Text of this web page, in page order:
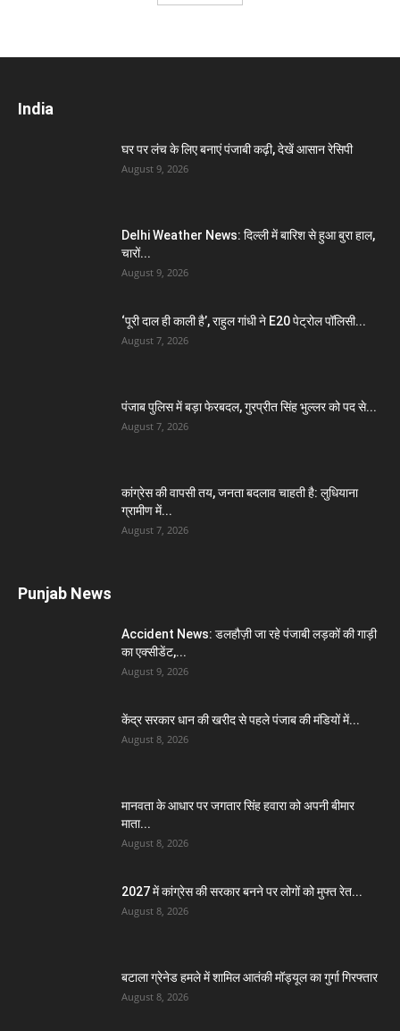
India
घर पर लंच के लिए बनाएं पंजाबी कढ़ी, देखें आसान रेसिपी
August 9, 2026
Delhi Weather News: दिल्ली में बारिश से हुआ बुरा हाल,
चारों...
August 9, 2026
‘पूरी दाल ही काली है’, राहुल गांधी ने E20 पेट्रोल पॉलिसी...
August 7, 2026
पंजाब पुलिस में बड़ा फेरबदल, गुरप्रीत सिंह भुल्लर को पद से...
August 7, 2026
कांग्रेस की वापसी तय, जनता बदलाव चाहती है: लुधियाना
ग्रामीण में...
August 7, 2026
Punjab News
Accident News: डलहौज़ी जा रहे पंजाबी लड़कों की गाड़ी
का एक्सीडेंट,...
August 9, 2026
केंद्र सरकार धान की खरीद से पहले पंजाब की मंडियों में...
August 8, 2026
मानवता के आधार पर जगतार सिंह हवारा को अपनी बीमार
माता...
August 8, 2026
2027 में कांग्रेस की सरकार बनने पर लोगों को मुफ्त रेत...
August 8, 2026
बटाला ग्रेनेड हमले में शामिल आतंकी मॉड्यूल का गुर्गा गिरफ्तार
August 8, 2026